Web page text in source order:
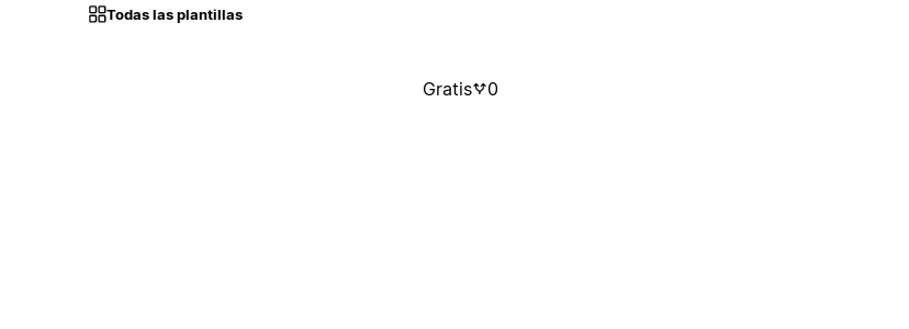
Todas las plantillas
Gratis 0